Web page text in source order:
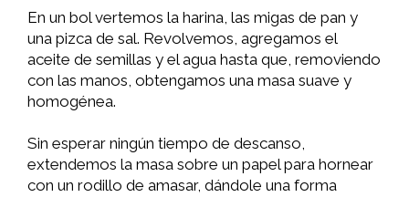
En un bol vertemos la harina, las migas de pan y
una pizca de sal. Revolvemos, agregamos el
aceite de semillas y el agua hasta que, removiendo
con las manos, obtengamos una masa suave y
homogénea.
Sin esperar ningún tiempo de descanso,
extendemos la masa sobre un papel para hornear
con un rodillo de amasar, dándole una forma